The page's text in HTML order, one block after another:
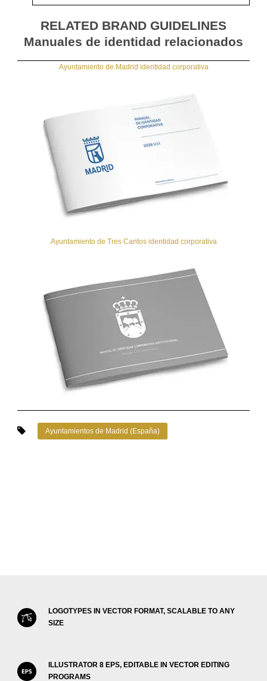
RELATED BRAND GUIDELINES
Manuales de identidad relacionados
Ayuntamiento de Madrid identidad corporativa
Ayuntamiento de Tres Cantos identidad corporativa
Ayuntamientos de Madrid (España)
LOGOTYPES IN VECTOR FORMAT, SCALABLE TO ANY
SIZE
ILLUSTRATOR 8 EPS, EDITABLE IN VECTOR EDITING
PROGRAMS